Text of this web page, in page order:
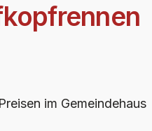
im Gemeindehaus